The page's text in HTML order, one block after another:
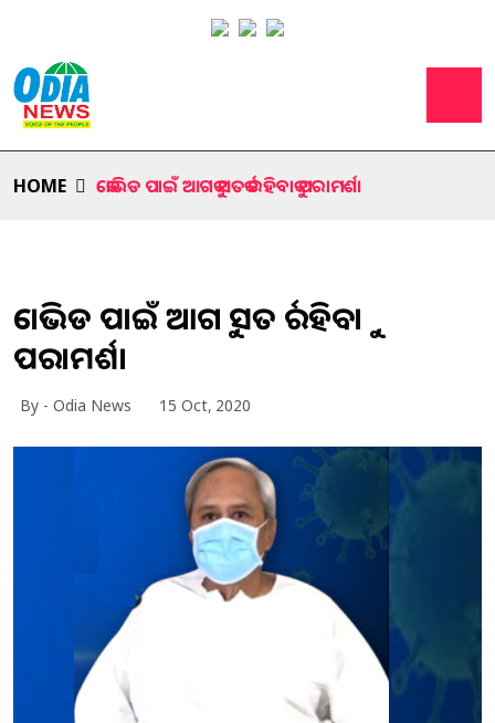
HOME କୋଭିଡ ପାଇଁ ଆଗକୁ ସତର୍କ ରହିବାକୁ ପରାମର୍ଶ।
କୋଭିଡ ପାଇଁ ଆଗକୁ ସତର୍କ ରହିବାକୁ
ପରାମର୍ଶ।
By - Odia News 15 Oct, 2020